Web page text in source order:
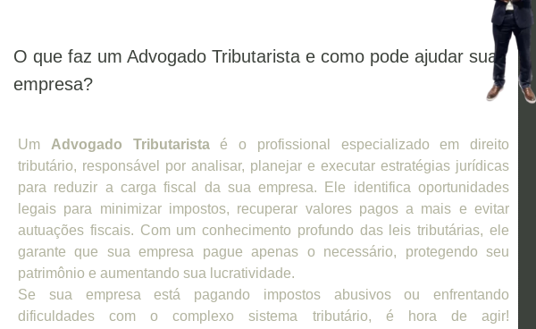
O que faz um Advogado Tributarista e como pode ajudar sua
empresa?
Um Advogado Tributaristaé o profissional especializado em direito
tributário, responsável por analisar, planejar e executar estratégias jurídicas
para reduzir a carga fiscal da sua empresa. Ele identifica oportunidades
legais para minimizar impostos, recuperar valores pagos a mais e evitar
autuações fiscais. Com um conhecimento profundo das leis tributárias, ele
garante que sua empresa pague apenas o necessário, protegendo seu
patrimônio e aumentando sua lucratividade.
Se sua empresa está pagando impostos abusivos ou enfrentando
dificuldades com o complexo sistema tributário, é hora de agir!